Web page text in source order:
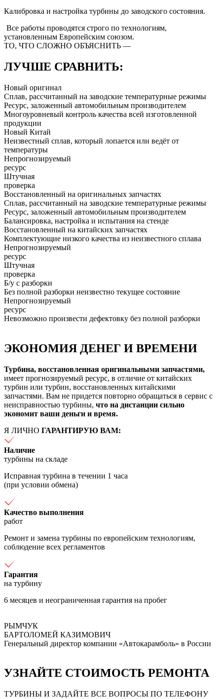
Калибровка и настройка турбины до заводского состояния.
Все работы проводятся строго по технологиям,
установленным Европейским союзом.
ТО, ЧТО СЛОЖНО ОБЪЯСНИТЬ —
ЛУЧШЕ СРАВНИТЬ:
Новый оригинал
Сплав, рассчитанный на заводские температурные режимы
Ресурс, заложенный автомобильным производителем
Многоуровневый контроль качества всей изготовленной
продукции
Новый Китай
Неизвестный сплав, который лопается или ведёт от
температуры
Непрогнозируемый
ресурс
Штучная
проверка
Восстановленный на оригинальных запчастях
Сплав, рассчитанный на заводские температурные режимы
Ресурс, заложенный автомобильным производителем
Балансировка, настройка и испытания на стенде
Восстановленный на китайских запчастях
Комплектующие низкого качества из неизвестного сплава
Непрогнозируемый
ресурс
Штучная
проверка
Б/у с разборки
Без полной разборки неизвестно текущее состояние
Непрогнозируемый
ресурс
Невозможно произвести дефектовку без полной разборки
ЭКОНОМИЯ ДЕНЕГ И ВРЕМЕНИ
Турбина, восстановленная оригинальными запчастями,
имеет прогнозируемый ресурс, в отличие от китайских
турбин или турбин, восстановленных китайскими
запчастями. Вам не придется повторно обращаться в сервис с
неисправностью турбины, что на дистанции сильно
экономит ваши деньги и время.
Я ЛИЧНО ГАРАНТИРУЮ ВАМ:
Наличие
турбины на складе
Исправная турбина в течении 1 часа
(при условии обмена)
Качество выполнения
работ
Ремонт и замена турбины по европейским технологиям,
соблюдение всех регламентов
Гарантия
на турбину
6 месяцев и неограниченная гарантия на пробег
РЫМЧУК
БАРТОЛОМЕЙ КАЗИМОВИЧ
Генеральный директор компании «Автокарамболь» в России
УЗНАЙТЕ СТОИМОСТЬ РЕМОНТА
ТУРБИНЫ И ЗАДАЙТЕ ВСЕ ВОПРОСЫ ПО ТЕЛЕФОНУ